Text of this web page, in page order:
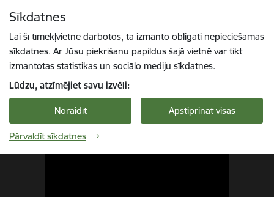
Sīkdatnes
Lai šī tīmekļvietne darbotos, tā izmanto obligāti nepieciešamās
sīkdatnes. Ar Jūsu piekrišanu papildus šajā vietnē var tikt
izmantotas statistikas un sociālo mediju sīkdatnes.
Lūdzu, atzīmējiet savu izvēli:
Noraidīt Apstiprināt visas
Pārvaldīt sīkdatnes
1 / 1